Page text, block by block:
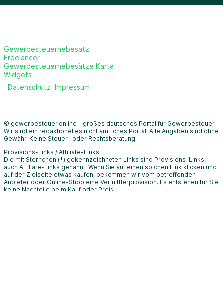
Gewerbesteuerhebesatz
Freelancer
Gewerbesteuerhebesätze Karte
Widgets
Datenschutz Impressum
© gewerbesteuer.online - großes deutsches Portal für Gewerbesteuer.
Wir sind ein redaktionelles nicht amtliches Portal. Alle Angaben sind ohne
Gewähr. Keine Steuer- oder Rechtsberatung.
Provisions-Links / Affiliate-Links
Die mit Sternchen (*) gekennzeichneten Links sind Provisions-Links,
auch Affiliate-Links genannt. Wenn Sie auf einen solchen Link klicken und
auf der Zielseite etwas kaufen, bekommen wir vom betreffenden
Anbieter oder Online-Shop eine Vermittlerprovision. Es entstehen für Sie
keine Nachteile beim Kauf oder Preis.